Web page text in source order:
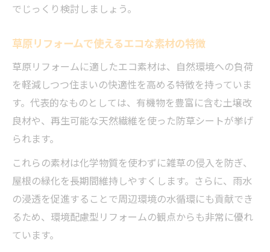
でじっくり検討しましょう。
草原リフォームで使えるエコな素材の特徴
草原リフォームに適したエコ素材は、自然環境への負荷
を軽減しつつ住まいの快適性を高める特徴を持っていま
す。代表的なものとしては、有機物を豊富に含む土壌改
良材や、再生可能な天然繊維を使った防草シートが挙げ
られます。
これらの素材は化学物質を使わずに雑草の侵入を防ぎ、
屋根の緑化を長期間維持しやすくします。さらに、雨水
の浸透を促進することで周辺環境の水循環にも貢献でき
るため、環境配慮型リフォームの観点からも非常に優れ
ています。